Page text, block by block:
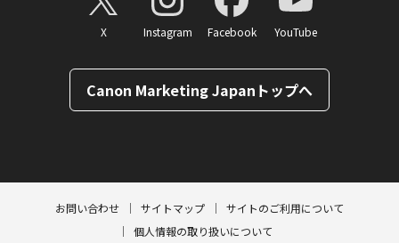
X Instagram Facebook YouTube
Canon Marketing Japanトップへ
お問い合わせ サイトマップ
サイトのご利用について
個人情報の取り扱いについて